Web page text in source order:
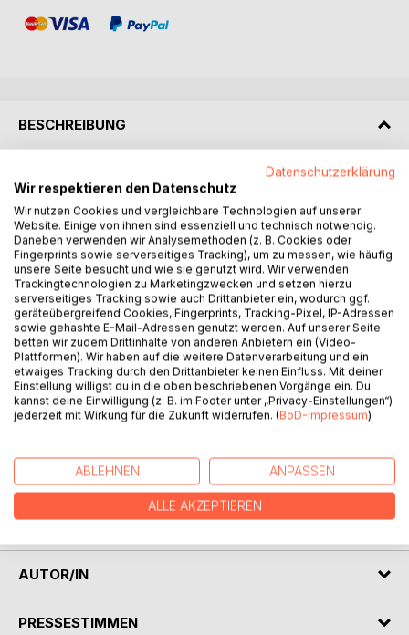
BESCHREIBUNG
Gefangen in einem nebelumwobenen Schloss im Schnee,
ohne jede Erinnerung an seine Vergangenheit, schmiedet
der Erzähler heimlich Fluchtpläne. Doch wie entkommt man
einem streng bewachten Ort, wenn man nicht einmal weiß,
wer man ist? Der Drang, der beklemmenden Isolation zu
entfliehen, treibt den Erzähler an - auch wenn die Flucht ihn
immer tiefer in die düsteren Winkel des Schlosses führt.
Rätselhafte Begegnungen, magische Paranoia und ein
labyrinthisches Spiel aus Schein und Wirklichkeit werfen
die Frage auf: Was ist hier real, und was nur eine Illusion?
Die Suche nach dem Ursprung seiner verlorenen
Erinnerungen wird für den Erzähler zu einem bizarren und
bedrohlichen Puzzle, dessen Teile ihm ständig zu
entgleiten drohen. Nichts ist, wie es scheint, und am Ende
HINWEIS:
Hardcover, hochwertige Ausstattung: Fadenbindung,
Brillantdruck.
AUTOR/IN
PRESSESTIMMEN
Datenschutzerklärung
Wir respektieren den Datenschutz
Wir nutzen Cookies und vergleichbare Technologien auf unserer
Website. Einige von ihnen sind essenziell und technisch notwendig.
Daneben verwenden wir Analysemethoden (z. B. Cookies oder
Fingerprints sowie serverseitiges Tracking), um zu messen, wie häufig
unsere Seite besucht und wie sie genutzt wird. Wir verwenden
Trackingtechnologien zu Marketingzwecken und setzen hierzu
serverseitiges Tracking sowie auch Drittanbieter ein, wodurch ggf.
geräteübergreifend Cookies, Fingerprints, Tracking-Pixel, IP-Adressen
sowie gehashte E-Mail-Adressen genutzt werden. Auf unserer Seite
betten wir zudem Drittinhalte von anderen Anbietern ein (Video-
Plattformen). Wir haben auf die weitere Datenverarbeitung und ein
etwaiges Tracking durch den Drittanbieter keinen Einfluss. Mit deiner
Einstellung willigst du in die oben beschriebenen Vorgänge ein. Du
kannst deine Einwilligung (z. B. im Footer unter „Privacy-Einstellungen“)
jederzeit mit Wirkung für die Zukunft widerrufen. (BoD-Impressum)
ABLEHNEN ANPASSEN
ALLE AKZEPTIEREN